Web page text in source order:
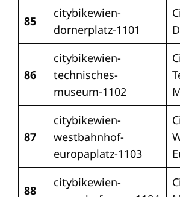
85
citybikewien-
dornerplatz-1101
86
citybikewien-
technisches-
museum-1102
87
citybikewien-
westbahnhof-
europaplatz-1103
88
citybikewien-